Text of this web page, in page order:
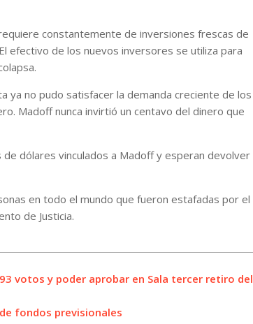
constantemente de inversiones frescas de
efectivo de los nuevos inversores se utiliza para
ya no pudo satisfacer la demanda creciente de los
Madoff nunca invirtió un centavo del dinero que
dólares vinculados a Madoff y esperan devolver
en todo el mundo que fueron estafadas por el
de Justicia.
votos y poder aprobar en Sala tercer retiro del
fondos previsionales